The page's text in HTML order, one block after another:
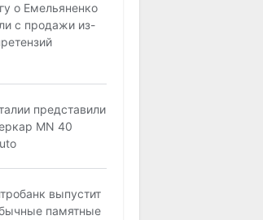
о Емельяненко
с продажи из-
представили
MN 40
выпустит
памятные